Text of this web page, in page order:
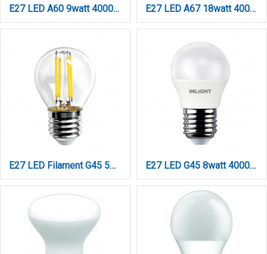
E27 LED A60 9watt 4000Κ Day Night Sensor Φυσικό Λευκό (7.27.09.43.2) E27 LED A67 18watt 4000Κ Φυσικό Λευκό (7.27.18.04.2)
E27 LED Filament G45 5watt Φυσικό Λευκό (7.27.05.13.2) E27 LED G45 8watt 4000Κ Φυσικό Λευκό (7.27.08.12.2)